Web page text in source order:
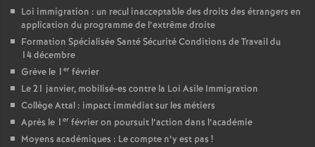
c
o
n
d
Loi immigration : un recul inacceptable des droits des étrangers en
application du programme de l’extrême droite
Formation Spécialisée Santé Sécurité Conditions de Travail du
14 décembre
Grève le 1 er février
Le 21 janvier, mobilisé-es contre la Loi Asile Immigration
Collège Attal : impact immédiat sur les métiers
Après le 1 er février on poursuit l’action dans l’académie
Moyens académiques : Le compte n’y est pas !